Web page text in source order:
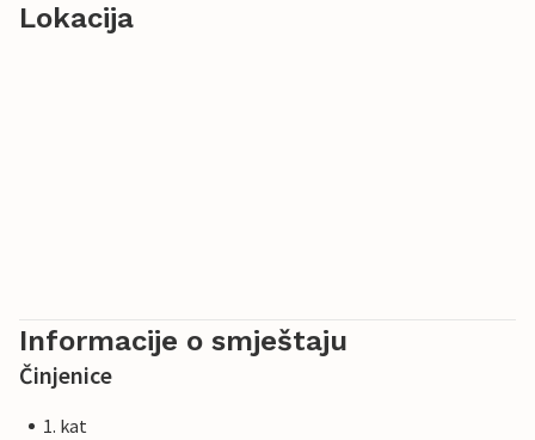
Lokacija
Informacije o smještaju
Činjenice
1. kat